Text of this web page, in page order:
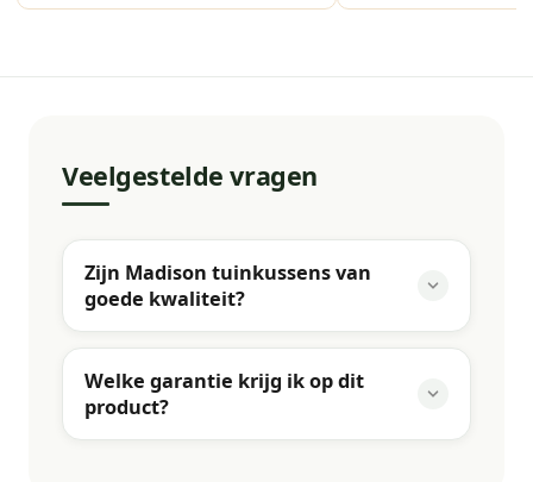
Veelgestelde vragen
Zijn Madison tuinkussens van
goede kwaliteit?
Welke garantie krijg ik op dit
product?